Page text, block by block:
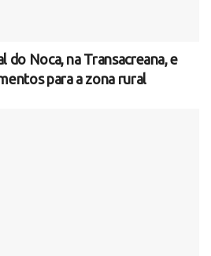
do Noca, na Transacreana, e
para a zona rural